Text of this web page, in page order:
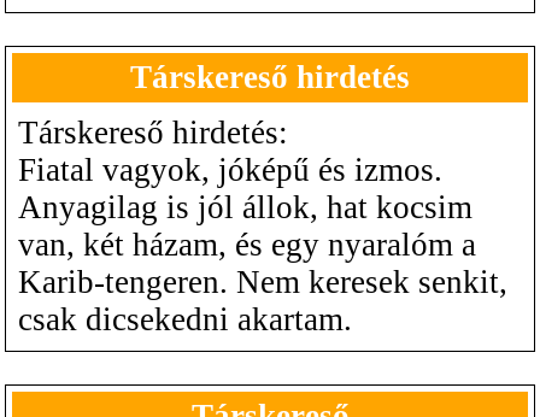
Társkereső hirdetés
Társkereső hirdetés:
Fiatal vagyok, jóképű és izmos.
Anyagilag is jól állok, hat kocsim
van, két házam, és egy nyaralóm a
Karib-tengeren. Nem keresek senkit,
csak dicsekedni akartam.